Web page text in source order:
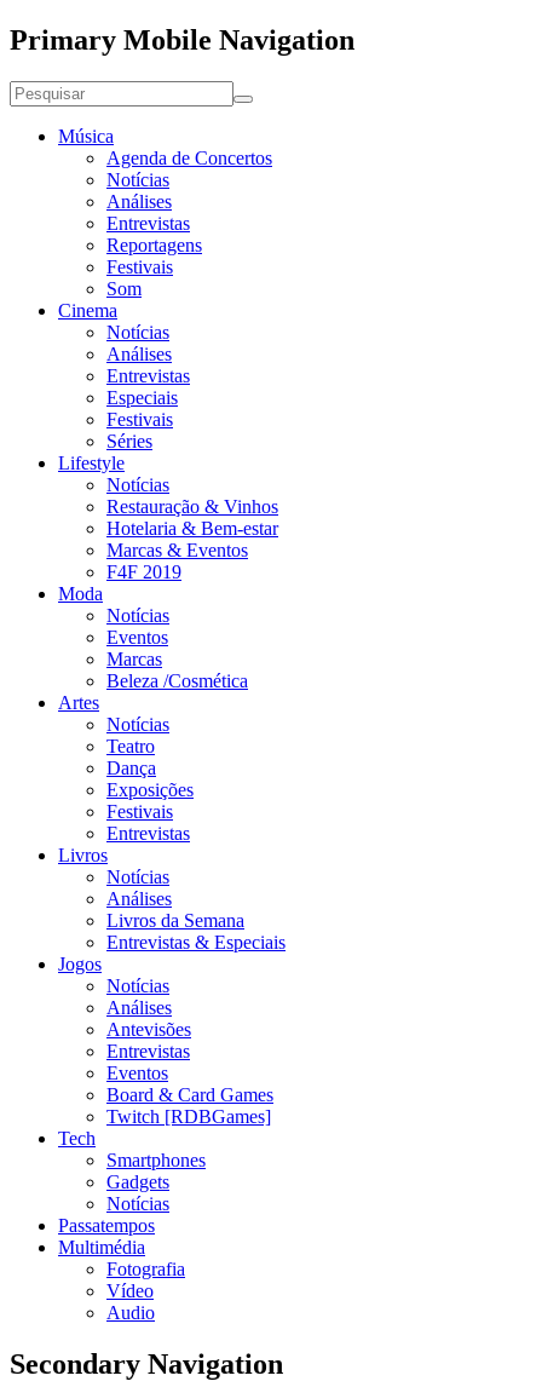
Primary Mobile Navigation
Música
Agenda de Concertos
Notícias
Análises
Entrevistas
Reportagens
Festivais
Som
Cinema
Notícias
Análises
Entrevistas
Especiais
Festivais
Séries
Lifestyle
Notícias
Restauração & Vinhos
Hotelaria & Bem-estar
Marcas & Eventos
F4F 2019
Moda
Notícias
Eventos
Marcas
Beleza /Cosmética
Artes
Notícias
Teatro
Dança
Exposições
Festivais
Entrevistas
Livros
Notícias
Análises
Livros da Semana
Entrevistas & Especiais
Jogos
Notícias
Análises
Antevisões
Entrevistas
Eventos
Board & Card Games
Twitch [RDBGames]
Tech
Smartphones
Gadgets
Notícias
Passatempos
Multimédia
Fotografia
Vídeo
Audio
Secondary Navigation